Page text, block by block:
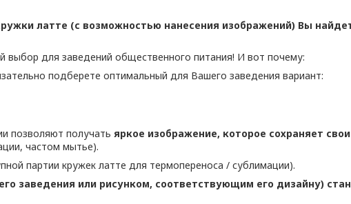
латте (с возможностью нанесения изображений) Вы
для заведений общественного питания! И вот почему:
подберете оптимальный для Вашего заведения вариант:
позволяют получатьяркое изображение, которое сохраняет
частом мытье).
партии кружек латте для термопереноса / сублимации).
заведения или рисунком, соответствующим его дизайну)